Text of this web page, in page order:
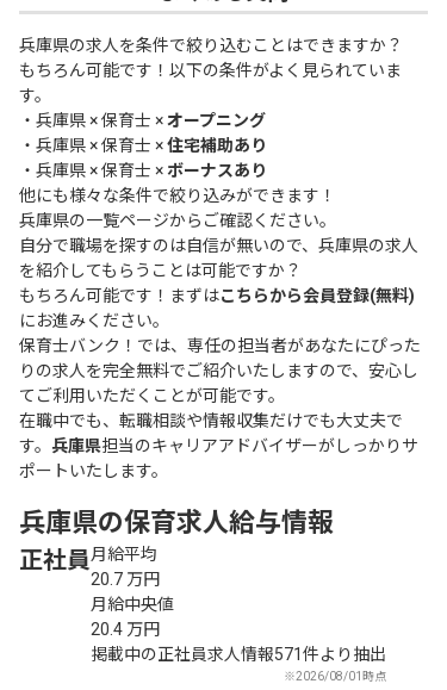
兵庫県の求人を条件で絞り込むことはできますか？
もちろん可能です！以下の条件がよく見られていま
す。
・ 兵庫県 × 保育士 ×オープニング
・ 兵庫県 × 保育士 ×住宅補助あり
・ 兵庫県 × 保育士 ×ボーナスあり
他にも様々な条件で絞り込みができます！
兵庫県の一覧ページからご確認ください。
自分で職場を探すのは自信が無いので、兵庫県の求人
を紹介してもらうことは可能ですか？
もちろん可能です！まずはこちらから会員登録(無料)
にお進みください。
保育士バンク！では、専任の担当者があなたにぴった
りの求人を完全無料でご紹介いたしますので、安心し
てご利用いただくことが可能です。
在職中でも、転職相談や情報収集だけでも大丈夫で
す。 兵庫県担当のキャリアアドバイザーがしっかりサ
ポートいたします。
兵庫県の保育求人給与情報
正社員月給平均
20.7 万円
月給中央値
20.4 万円
掲載中の正社員求人情報571件より抽出
※2026/08/01時点